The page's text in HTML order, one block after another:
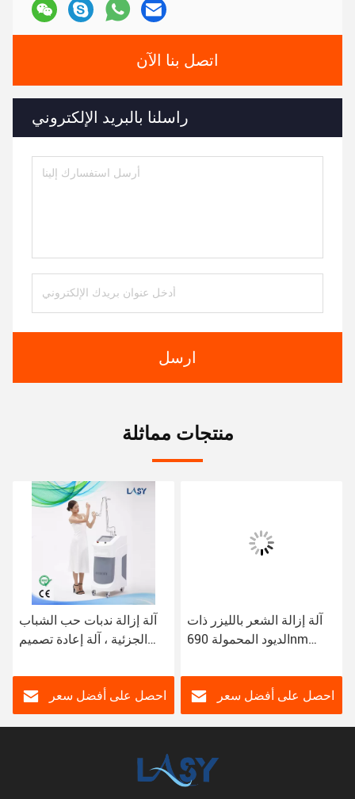
اتصل بنا الآن
راسلنا بالبريد الإلكتروني
ارسل
منتجات مماثلة
آلة إزالة ندبات حب الشباب
الجزئية ، آلة إعادة تصميم
الكربون
احصل على أفضل سعر
آلة إزالة الشعر بالليزر ذات
الديود المحمولة 690nm
احصل على أفضل سعر